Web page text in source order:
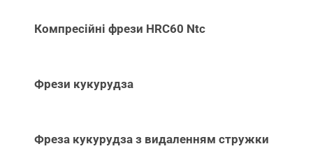
Компресійні фрези HRC60 Ntc
Фрези кукурудза
Фреза кукурудза з видаленням стружки